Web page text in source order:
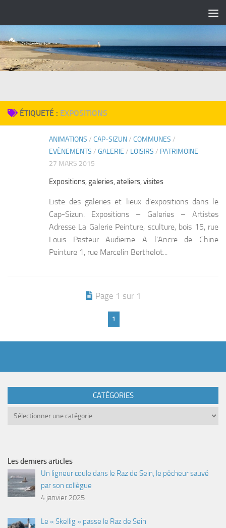
ÉTIQUETÉ : EXPOSITIONS
ANIMATIONS / CAP-SIZUN/ COMMUNES /
EVÈNEMENTS / GALERIE / LOISIRS / PATRIMOINE
27 MARS 2015
Expositions, galeries, ateliers, visites
Liste des galeries et lieux d’expositions dans le
Cap-Sizun. Expositions – Galeries – Artistes
Adresse La Galerie Peinture, sculture, bois 15, rue
Louis Pasteur Audierne A l’Ancre de Chine
Peinture 1, rue Marcelin Berthelot...
Page 1 sur 1
1
CATÉGORIES
Catégories
Les derniers articles
Un ligneur coule dans le Raz de Sein, le pêcheur sauvé
par son collègue
4 janvier 2025
Le « Skellig » passe le Raz de Sein